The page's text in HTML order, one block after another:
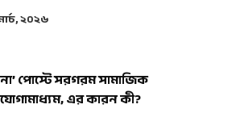
২০২৬
‘না’ পোস্টে সরগরম সামাজিক
এর কারন কী?